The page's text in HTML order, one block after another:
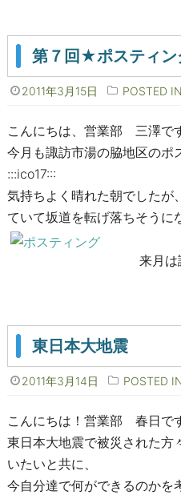
第７回★ポスティ
2011年3月15日 POSTED IN
こんにちは、営業部 三澤で
今月も諏訪市湯の脇地区のポ
:::ico17:::
気持ちよく晴れた朝でしたが
ていて坂道を転げ落ちそう
来月は
東日本大地震
2011年3月14日 POSTED
こんにちは！営業部 春日で
東日本大地震で被災された方
いたいと共に、
今自分達で何ができるのかを